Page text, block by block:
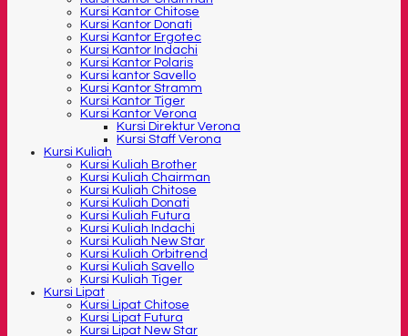
Kursi Kantor Chitose
Kursi Kantor Donati
Kursi Kantor Ergotec
Kursi Kantor Indachi
Kursi Kantor Polaris
Kursi kantor Savello
Kursi Kantor Stramm
Kursi Kantor Tiger
Kursi Kantor Verona
Kursi Direktur Verona
Kursi Staff Verona
Kursi Kuliah
Kursi Kuliah Brother
Kursi Kuliah Chairman
Kursi Kuliah Chitose
Kursi Kuliah Donati
Kursi Kuliah Futura
Kursi Kuliah Indachi
Kursi Kuliah New Star
Kursi Kuliah Orbitrend
Kursi Kuliah Savello
Kursi Kuliah Tiger
Kursi Lipat
Kursi Lipat Chitose
Kursi Lipat Futura
Kursi Lipat New Star